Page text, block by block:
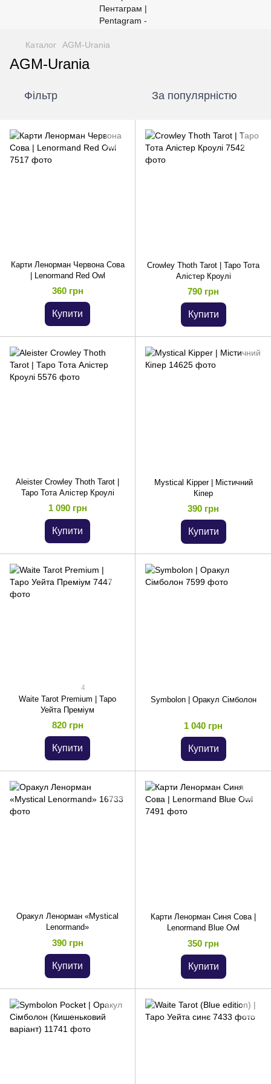
Каталог AGM-Urania
AGM-Urania
Фільтр За популярністю
Карти Ленорман Червона Сова
| Lenormand Red Owl
360 грн
Купити
Crowley Thoth Tarot | Таро Тота
Алістер Кроулі
790 грн
Купити
Aleister Crowley Thoth Tarot |
Таро Тота Алістер Кроулі
1 090 грн
Купити
Mystical Kipper | Містичний
Кіпер
390 грн
Купити
4
Waite Tarot Premium | Таро
Уейта Преміум
820 грн
Купити
Symbolon | Оракул Сімболон
1 040 грн
Купити
Оракул Ленорман «Mystical
Lenormand»
390 грн
Купити
Карти Ленорман Синя Сова |
Lenormand Blue Owl
350 грн
Купити